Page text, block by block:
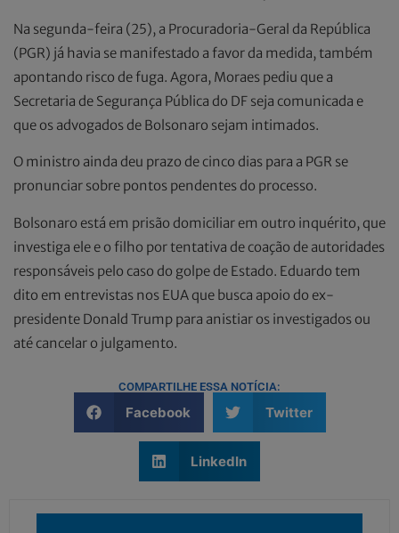
Na segunda-feira (25), a Procuradoria-Geral da República
(PGR) já havia se manifestado a favor da medida, também
apontando risco de fuga. Agora, Moraes pediu que a
Secretaria de Segurança Pública do DF seja comunicada e
que os advogados de Bolsonaro sejam intimados.
O ministro ainda deu prazo de cinco dias para a PGR se
pronunciar sobre pontos pendentes do processo.
Bolsonaro está em prisão domiciliar em outro inquérito, que
investiga ele e o filho por tentativa de coação de autoridades
responsáveis pelo caso do golpe de Estado. Eduardo tem
dito em entrevistas nos EUA que busca apoio do ex-
presidente Donald Trump para anistiar os investigados ou
até cancelar o julgamento.
COMPARTILHE ESSA NOTÍCIA:
Facebook Twitter
LinkedIn